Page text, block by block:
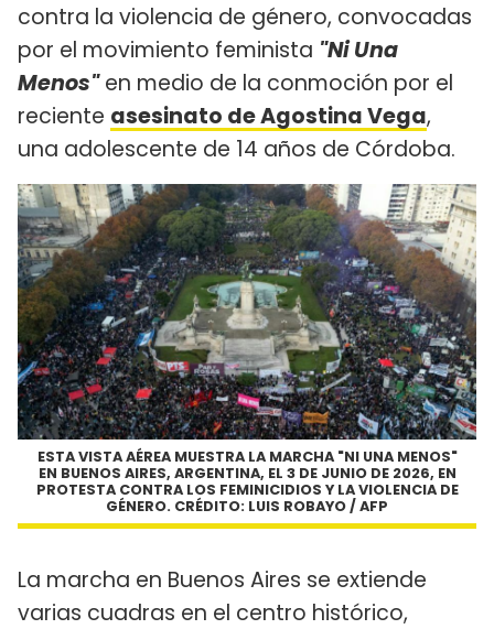
contra la violencia de género, convocadas
por el movimiento feminista "Ni Una
Menos"en medio de la conmoción por el
reciente asesinato de Agostina Vega,
una adolescente de 14 años de Córdoba.
ESTA VISTA AÉREA MUESTRA LA MARCHA "NI UNA MENOS"
EN BUENOS AIRES, ARGENTINA, EL 3 DE JUNIO DE 2026, EN
PROTESTA CONTRA LOS FEMINICIDIOS Y LA VIOLENCIA DE
GÉNERO. CRÉDITO: LUIS ROBAYO / AFP
La marcha en Buenos Aires se extiende
varias cuadras en el centro histórico,